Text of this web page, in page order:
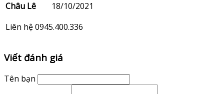
Châu Lê
18/10/2021
Liên hệ 0945.400.336
Viết đánh giá
Tên bạn